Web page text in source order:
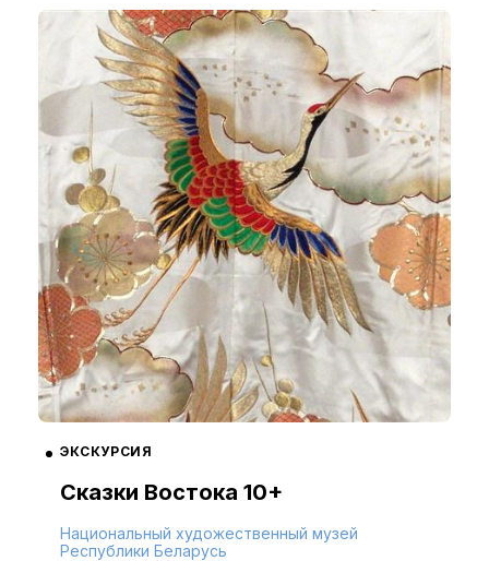
ЭКСКУРСИЯ
Сказки Востока 10+
Национальный художественный музей
Республики Беларусь